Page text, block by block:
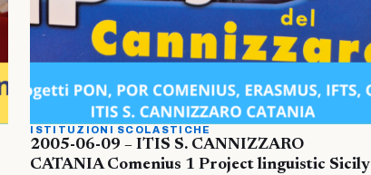
ISTITUZIONI SCOLASTICHE
2005-06-09 – ITIS S. CANNIZZARO
CATANIA Comenius 1 Project linguistic Sicily